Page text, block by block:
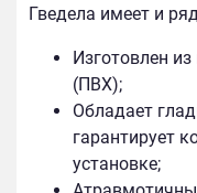
Гведела имеет и
Изготовлен
(ПВХ);
Обладает
гарантирует
установке;